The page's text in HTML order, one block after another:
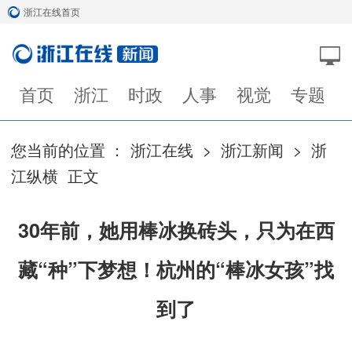
浙江在线首页
首页 浙江 时政 人事 视觉 专题
您当前的位置 ： 浙江在线 > 浙江新闻 > 浙
江纵横 正文
30年前，她用棒冰换砖头，只为在西
藏“种”下梦想！杭州的“棒冰女孩”找
到了